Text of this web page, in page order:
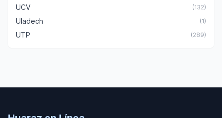
UCV (132)
Uladech (1)
UTP (289)